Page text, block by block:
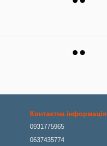
Контактна інформація
0931775965
0637435774